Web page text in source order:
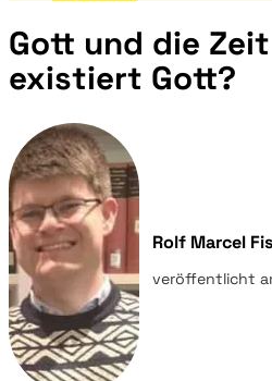
Gott und die
existiert Gott?
Rolf Marcel
veröffentlicht